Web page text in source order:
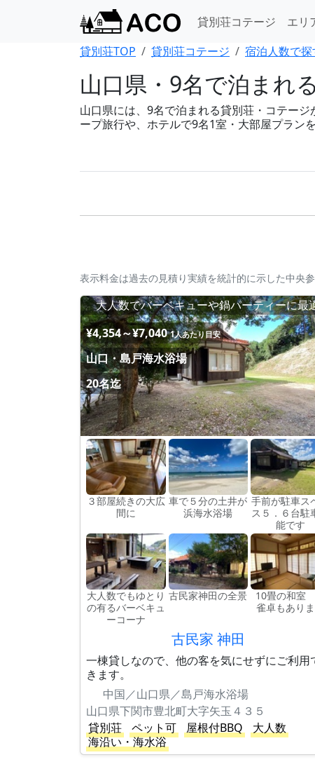
貸別荘コテージ エリ
貸別荘TOP
貸別荘コテージ 宿泊人数で探
山口県・9名で泊まれ
山口県には、9名で泊まれる貸別荘・コテー
ープ旅行や、ホテルで9名1室・大部屋プラン
表示料金は過去の見積り実績を統計的に示した中央
大人数でバーベキューや鍋パーティーに最
¥4,354～¥7,040 1人あたり目安
山口・島戸海水浴場
20名迄
３部屋続きの大広
間に
車で５分の土井が
浜海水浴場
手前が駐車ス
ス５．６台駐
能です
大人数でもゆとり
の有るバーベキュ
ーコーナ
古民家神田の全景
10畳の和室
雀卓もあり
古民家 神田
一棟貸しなので、他の客を気にせずにご利用
きます。
中国／山口県／島戸海水浴場
山口県下関市豊北町大字矢玉４３５
貸別荘
ペット可 屋根付BBQ
大人数
海沿い・海水浴